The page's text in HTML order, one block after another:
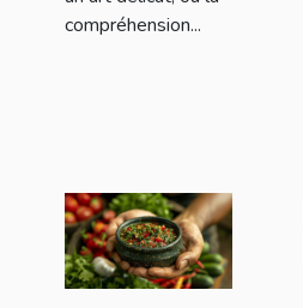
compréhension...